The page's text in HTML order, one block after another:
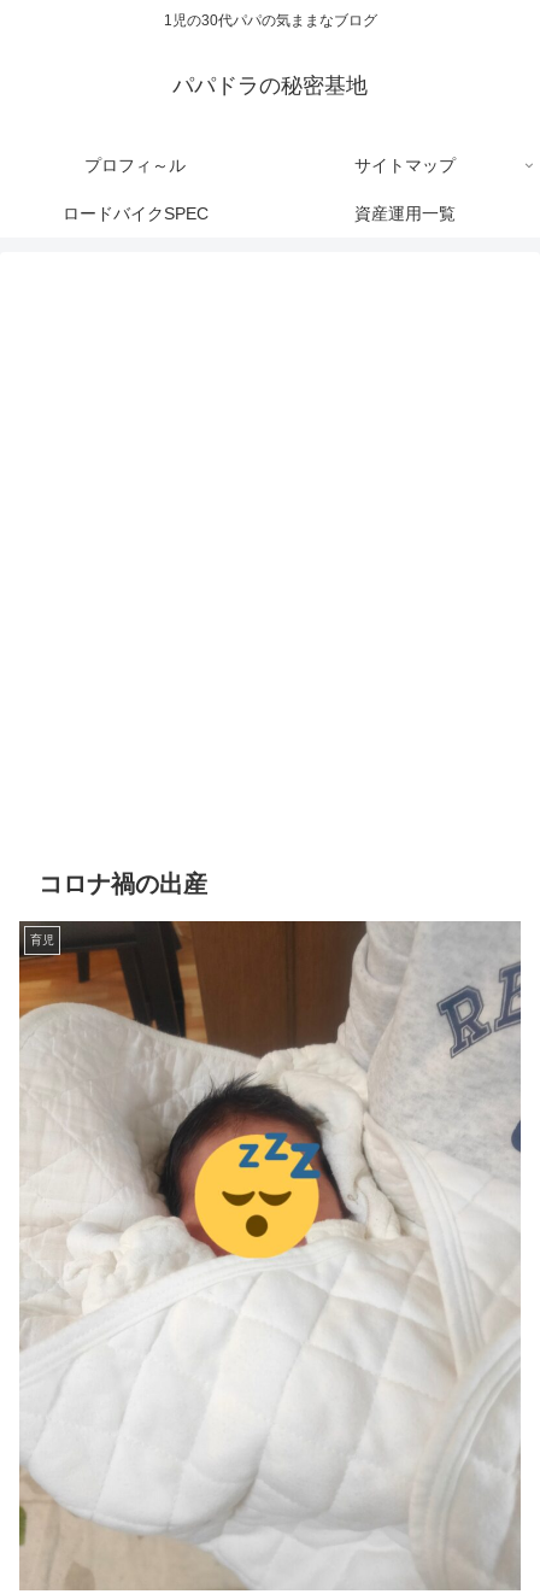
1児の30代パパの気ままなブログ
パパドラの秘密基地
プロフィ～ル サイトマップ
ロードバイクSPEC 資産運用一覧
コロナ禍の出産
育児